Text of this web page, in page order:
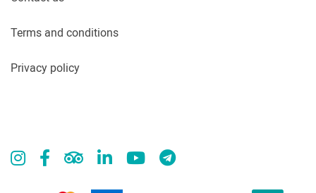
Terms and conditions
Privacy policy